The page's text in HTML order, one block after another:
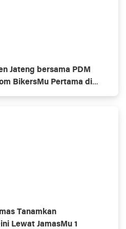
Jateng bersama PDM
BikersMu Pertama di
Komunitas
Tanamkan
Lewat JamasMu 1